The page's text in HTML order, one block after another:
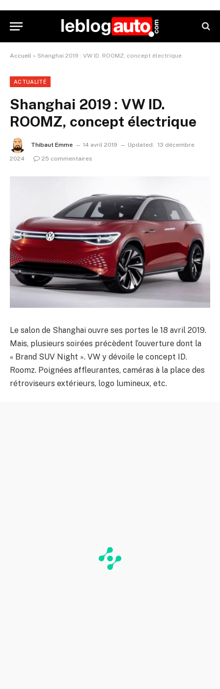
Accueil » Shanghai 2019 : VW ID. ROOMZ, concept électrique
ACTUALITÉ
Shanghai 2019 : VW ID.
ROOMZ, concept électrique
Thibaut Emme 14 avril 2019 Updated: 13 décembre
2024
25 commentaires
Le salon de Shanghai ouvre ses portes le 18 avril 2019.
Mais, plusieurs soirées précèdent l’ouverture dont la
« Brand SUV Night ». VW y dévoile le concept ID.
Roomz. Poignées affleurantes, caméras à la place des
rétroviseurs extérieurs, logo lumineux, etc.